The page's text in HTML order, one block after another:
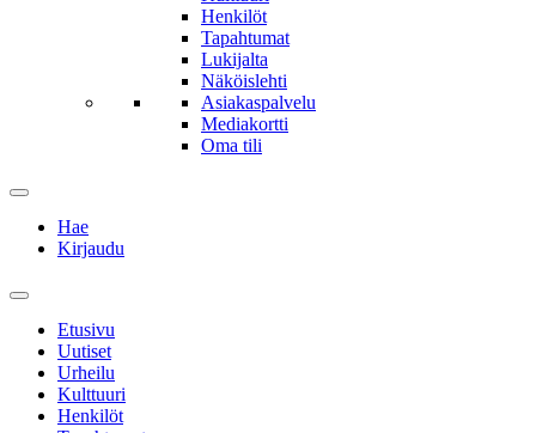
Henkilöt
Tapahtumat
Lukijalta
Näköislehti
Asiakaspalvelu
Mediakortti
Oma tili
Hae
Kirjaudu
Etusivu
Uutiset
Urheilu
Kulttuuri
Henkilöt